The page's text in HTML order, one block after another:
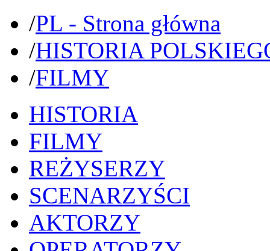
/PL - Strona główna
/HISTORIA
/FILMY
HISTORIA
FILMY
REŻYSERZY
SCENARZYŚCI
AKTORZY